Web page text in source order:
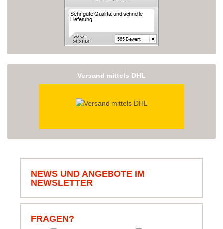
Versand mittels DHL
NEWS UND ANGEBOTE IM
NEWSLETTER
FRAGEN?